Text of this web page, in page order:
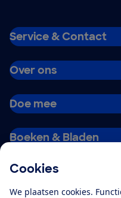
Cookies
We plaatsen cookies.
Service & Contact
Over ons
Doe mee
Boeken & Bladen